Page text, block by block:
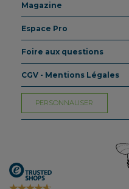
Magazine
Espace Pro
Foire aux questions
CGV - Mentions Légales
PERSONNALISER